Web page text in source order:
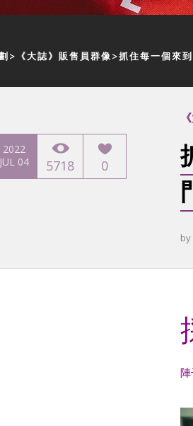
《大誌》販售員群像 抓住每一個來
2022
JUL 04
5718 0
by
陣